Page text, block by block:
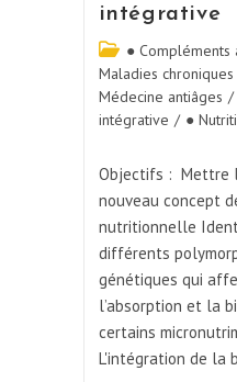
intégrative
● Compléments
Maladies chroniques
Médecine antiâges /
intégrative / ●
Objectifs : Mettre
nouveau concept
nutritionnelle
différents
génétiques qui
l’absorption et la
certains
L'intégration de la